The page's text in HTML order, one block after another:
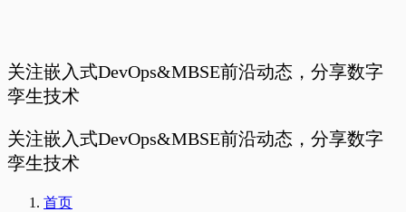
关注嵌入式DevOps&MBSE前沿动态，分享数字
孪生技术
关注嵌入式DevOps&MBSE前沿动态，分享数字
孪生技术
首页